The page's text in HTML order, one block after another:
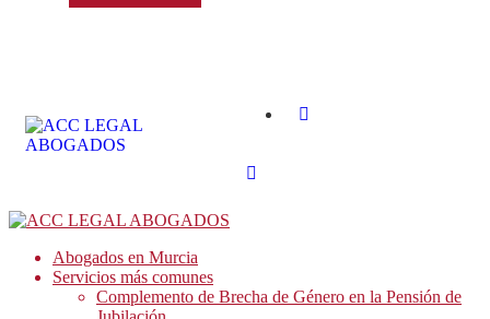
Abogados en Murcia
Servicios más comunes
Complemento de Brecha de Género en la Pensión de